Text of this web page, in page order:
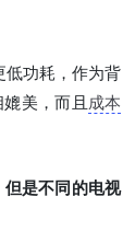
低功耗，作为背
媲美，而且 成本
是不同的电视